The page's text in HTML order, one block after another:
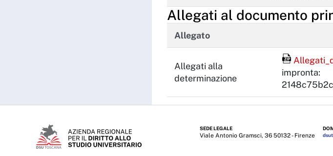
Allegati al documento
Allegato
Allegati alla
determinazione
Archivio zip
impronta:
SEDE LEGALE
Viale Antonio Gramsci, 36 50132 - Firenze